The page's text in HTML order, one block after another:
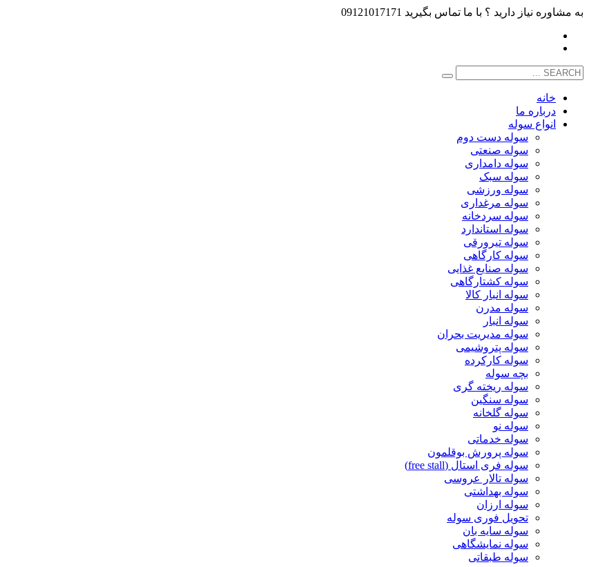
به مشاوره نیاز دارید ؟ با ما تماس بگیرید 09121017171
خانه
درباره ما
انواع سوله
سوله دست دوم
سوله صنعتی
سوله دامداری
سوله سبک
سوله ورزشی
سوله مرغداری
سوله سردخانه
سوله استاندارد
سوله تیرورقی
سوله کارگاهی
سوله صنایع غذایی
سوله کشتارگاهی
سوله انبار کالا
سوله مدرن
سوله انبار
سوله مدیریت بحران
سوله پتروشیمی
سوله کارکرده
بچه سوله
سوله ریخته گری
سوله سنگین
سوله گلخانه
سوله نو
سوله خدماتی
سوله پرورش بوقلمون
سوله فری استال (free stall)
سوله تالار عروسی
سوله بهداشتی
سوله ارزان
تحویل فوری سوله
سوله سایه بان
سوله نمایشگاهی
سوله طبقاتی